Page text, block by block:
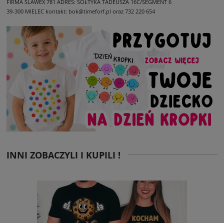
FIRMA SLAWEX 781 ADRES: SOŁTYKA TADEUSZA 16C/SEGMENT 6
39-300 MIELEC kontakt: bok@timeforf.pl oraz 732 220 654
INNI ZOBACZYLI I KUPILI !